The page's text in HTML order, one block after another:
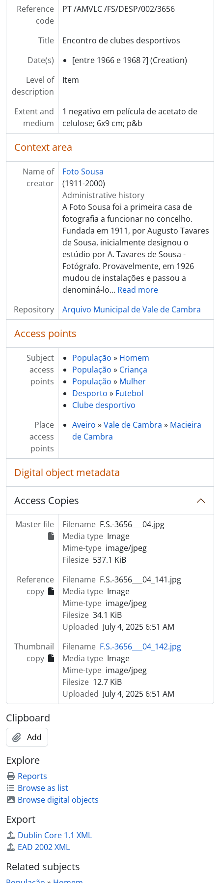
[Part] SEGURANÇA PÚBLICA
[Part] TRANSPORTES
[Part] PATRIMÓNIO
[Part] INSTITUIÇÕES
[Part] ASSOCIAÇÕES
[Part] EMPRESAS
[Series] Álbuns de fotografias
Reference
code
PT /AMVLC /FS/DESP/002/3656
Title
Encontro de clubes desportivos
Date(s)
[entre 1966 e 1968 ?] (Creation)
Level of
description
Item
Extent and
medium
1 negativo em película de acetato de
celulose; 6x9 cm; p&b
Context area
Name of
creator
Foto Sousa
(1911-2000)
Administrative history
A Foto Sousa foi a primeira casa de
fotografia a funcionar no concelho.
Fundada em 1911, por Augusto Tavares
de Sousa, inicialmente designou o
estúdio por A. Tavares de Sousa -
Fotógrafo. Provavelmente, em 1926
mudou de instalações e passou a
denominá-lo… Read more
Repository
Arquivo Municipal de Vale de Cambra
Access points
Subject
access
points
População » Homem
População » Criança
População » Mulher
Desporto » Futebol
Clube desportivo
Place
access
points
Aveiro »Vale de Cambra » Macieira
de Cambra
Digital object metadata
Access Copies
Master file Filename F.S.-3656___04.jpg
Media type Image
Mime-type image/jpeg
Filesize 537.1 KiB
Reference
copy
Filename F.S.-3656___04_141.jpg
Media type Image
Mime-type image/jpeg
Filesize 34.1 KiB
Uploaded July 4, 2025 6:51 AM
Thumbnail
copy
Filename F.S.-3656___04_142.jpg
Media type Image
Mime-type image/jpeg
Filesize 12.7 KiB
Uploaded July 4, 2025 6:51 AM
Clipboard
Add
Explore
Reports
Browse as list
Browse digital objects
Export
Dublin Core 1.1 XML
EAD 2002 XML
Related subjects